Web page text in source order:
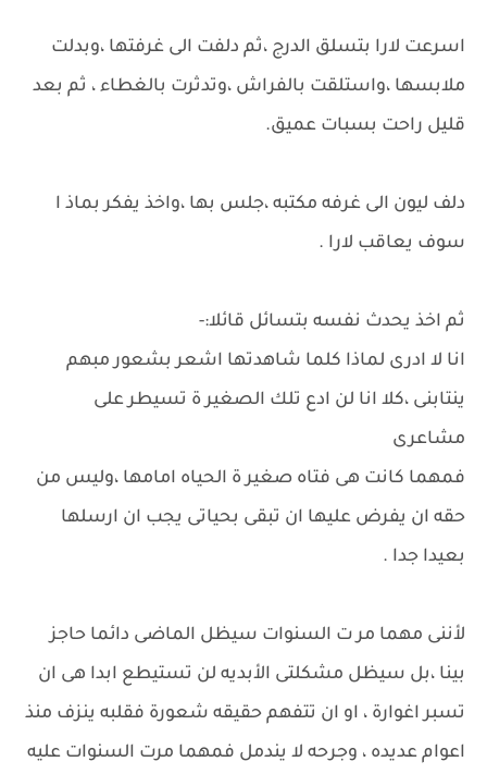
اسرعت لارا بتسلق الدرج ،ثم دلفت الى غرفتها ،وبدلت
ملابسها ،واستلقت بالفراش ،وتدثرت بالغطاء ، ثم بعد
قليل راحت بسبات عميق.
دلف ليون الى غرفه مكتبه ،جلس بها ،واخذ يفكر بماذ ا
سوف يعاقب لارا .
ثم اخذ يحدث نفسه بتسائل قائلا:-
انا لا ادرى لماذا كلما شاهدتها اشعر بشعور مبهم
ينتابنى ،كلا انا لن ادع تلك الصغير ة تسيطر على
مشاعرى
فمهما كانت هى فتاه صغير ة الحياه امامها ،وليس من
حقه ان يفرض عليها ان تبقى بحياتى يجب ان ارسلها
بعيدا جدا .
لأننى مهما مر ت السنوات سيظل الماضى دائما حاجز
بينا ،بل سيظل مشكلتى الأبديه لن تستيطع ابدا هى ان
تسبر اغوارة ، او ان تتفهم حقيقه شعورة فقلبه ينزف منذ
اعوام عديده ، وجرحه لا يندمل فمهما مرت السنوات عليه